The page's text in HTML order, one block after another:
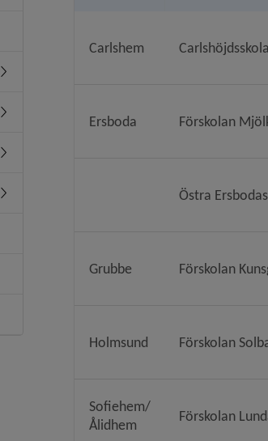
Undermeny för Skolskjuts och elevresor
Undermeny för Måltider i skola och förskola
Undermeny för Modersmål
Undermeny för Studie- och yrkesvägledning
Carlshem
Ersboda Förskolan
Östra
Grubbe Förskolan
Holmsund Förskolan
Sofiehem/
Ålidhem
Förskolan